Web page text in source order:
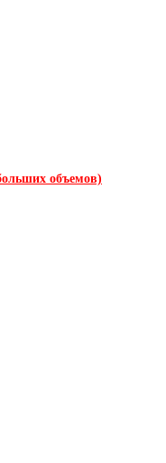
объемов)